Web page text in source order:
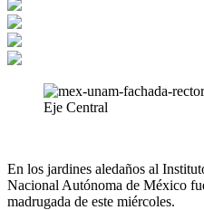
Eje Central
En los jardines aledaños al
Nacional Autónoma de México
madrugada de este miércoles.